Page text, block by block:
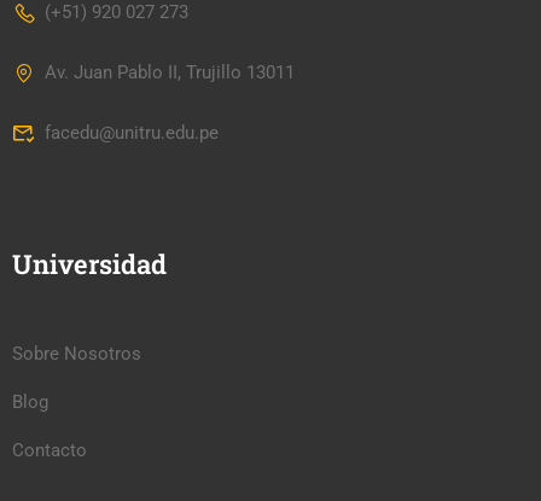
(+51) 920 027 273
Av. Juan Pablo II, Trujillo 13011
facedu@unitru.edu.pe
Universidad
Sobre Nosotros
Blog
Contacto